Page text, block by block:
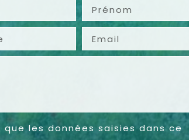
les données saisies dans ce